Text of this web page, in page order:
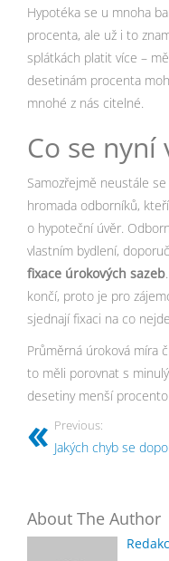
Hypotéka se u mnoha
procenta, ale už i to
splátkách platit více –
desetinám procenta
mnohé z nás citelné.
Co se nyní
Samozřejmě neustále
hromada odborníků,
o hypoteční úvěr.
vlastním bydlení,
fixace úrokových sazeb
končí, proto je pro
sjednají fixaci na co
Průměrná úroková míra
to měli porovnat s
desetiny menší procento.
Previous:
Jakých chyb se
About The Author